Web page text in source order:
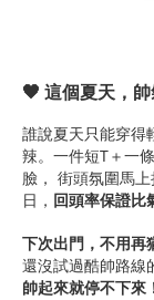
🖤 這個夏天，
誰說夏天只能穿得
辣。一件短T＋一
臉， 街頭氛圍馬
日， 回頭率保證比
下次出門，不用
還沒試過酷帥路線
帥起來就停不下來